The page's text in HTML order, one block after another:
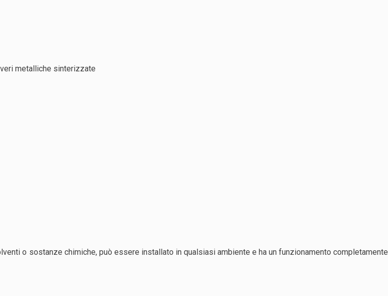
metalliche sinterizzate
o sostanze chimiche, può essere installato in qualsiasi ambiente e ha un funzionamento completamente